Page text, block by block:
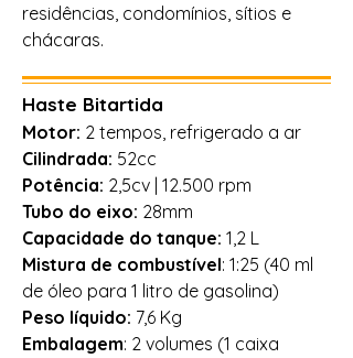
residências, condomínios, sítios e
chácaras.
Haste Bitartida
Motor: 2 tempos, refrigerado a ar
Cilindrada: 52cc
Potência: 2,5cv | 12.500 rpm
Tubo do eixo: 28mm
Capacidade do tanque: 1,2 L
Mistura de combustível: 1:25 (40 ml
de óleo para 1 litro de gasolina)
Peso líquido: 7,6 Kg
Embalagem: 2 volumes (1 caixa